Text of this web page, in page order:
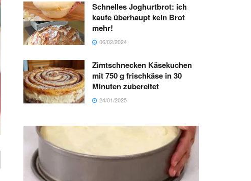
Schnelles Joghurtbrot: ich
kaufe überhaupt kein Brot
mehr!
06/02/2024
Zimtschnecken Käsekuchen
mit 750 g frischkäse in 30
Minuten zubereitet
24/01/2025